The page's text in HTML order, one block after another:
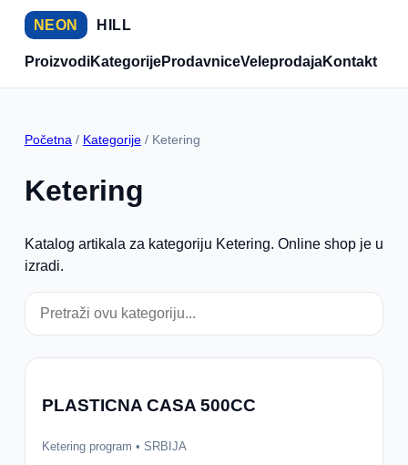
NEON HILL
ProizvodiKategorijeProdavniceVeleprodajaKontakt
Početna / Kategorije/ Ketering
Ketering
Katalog artikala za kategoriju Ketering. Online shop je u
izradi.
PLASTICNA CASA 500CC
Ketering program • SRBIJA